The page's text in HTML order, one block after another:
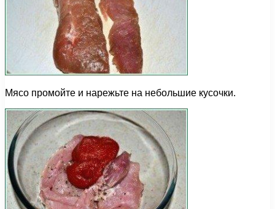
Мясо промойте и нарежьте на небольшие кусочки.